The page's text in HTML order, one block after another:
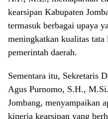
kearsipan Kabupaten
termasuk berbagai upaya
meningkatkan kualitas
pemerintah daerah.
Sementara itu, Sekretaris
Agus Purnomo, S.H.,
Jombang, menyampaikan
kinerja kearsipan yang